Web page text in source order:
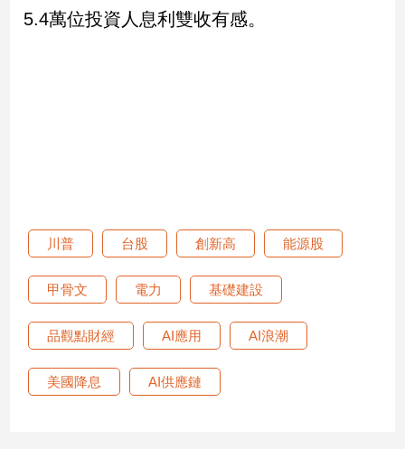
5.4萬位投資人息利雙收有感。
川普 台股 創新高 能源股
甲骨文 電力 基礎建設
品觀點財經 AI應用 AI浪潮
美國降息 AI供應鏈